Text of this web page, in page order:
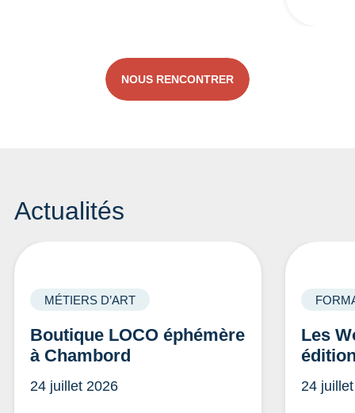
NOUS RENCONTRER
Actualités
Boutique LOCO éphémère
à Chambord
MÉTIERS D’ART
24 juillet 2026
Les
24